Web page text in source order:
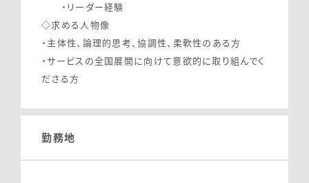
・リーダー経験
◇求める人物像
・主体性、論理的思考、協調性、柔軟性のある方
・サービスの全国展開に向けて意欲的に取り組んでく
ださる方
勤務地